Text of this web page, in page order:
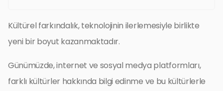
Kültürel farkındalık, teknolojinin ilerlemesiyle birlikte
yeni bir boyut kazanmaktadır.
Günümüzde, internet ve sosyal medya platformları,
farklı kültürler hakkında bilgi edinme ve bu kültürlerle